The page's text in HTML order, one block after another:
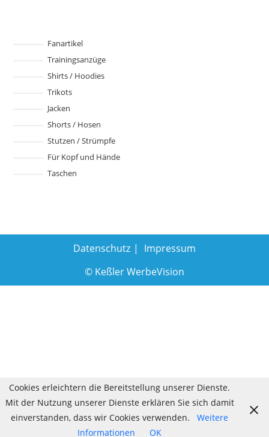
Fanartikel
Trainingsanzüge
Shirts / Hoodies
Trikots
Jacken
Shorts / Hosen
Stutzen / Strümpfe
Für Kopf und Hände
Taschen
Datenschutz
Impressum
© Keßler WerbeVision
Cookies erleichtern die Bereitstellung unserer Dienste.
Mit der Nutzung unserer Dienste erklären Sie sich damit
einverstanden, dass wir Cookies verwenden.
Weitere
Informationen
OK